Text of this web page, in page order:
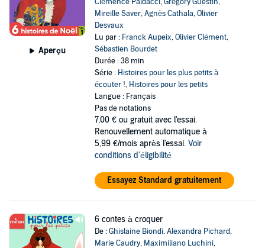
Aperçu
Mireille Saver,Agnès Cathala,Olivier
Desvaux
Lu par : Franck Aupeix,Olivier Clément,
Sébastien Bourdet
Durée : 38 min
Série : Histoires pour les plus petits à
écouter !, Histoires pour les petits
Langue : Français
Pas de notations
7,00 € ou gratuit avec l'essai.
Renouvellement automatique à
5,99 €/mois après l'essai. Voir
conditions d'éligibilité
Essayez Standard gratuitement
6 contes à croquer
De :Ghislaine Biondi,Alexandra Pichard,
Marie Caudry, Maximiliano Luchini,